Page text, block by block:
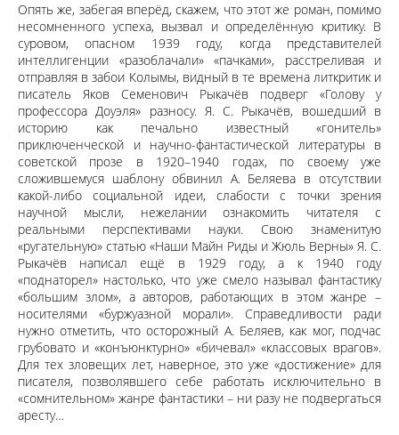
Опять же, забегая вперёд, скажем, что этот же роман, помимо
несомненного успеха, вызвал и определённую критику. В
суровом, опасном 1939 году, когда представителей
интеллигенции «разоблачали» «пачками», расстреливая и
отправляя в забои Колымы, видный в те времена литкритик и
писатель Яков Семенович Рыкачёв подверг «Голову у
профессора Доуэля» разносу. Я. С. Рыкачёв, вошедший в
историю как печально известный «гонитель»
приключенческой и научно-фантастической литературы в
советской прозе в 1920–1940 годах, по своему уже
сложившемуся шаблону обвинил А. Беляева в отсутствии
какой-либо социальной идеи, слабости с точки зрения
научной мысли, нежелании ознакомить читателя с
реальными перспективами науки. Свою знаменитую
«ругательную» статью «Наши Майн Риды и Жюль Верны» Я. С.
Рыкачёв написал ещё в 1929 году, а к 1940 году
«поднаторел» настолько, что уже смело называл фантастику
«большим злом», а авторов, работающих в этом жанре –
носителями «буржуазной морали». Справедливости ради
нужно отметить, что осторожный А. Беляев, как мог, подчас
грубовато и «конъюнктурно» «бичевал» «классовых врагов».
Для тех зловещих лет, наверное, это уже «достижение» для
писателя, позволявшего себе работать исключительно в
«сомнительном» жанре фантастики – ни разу не подвергаться
аресту…